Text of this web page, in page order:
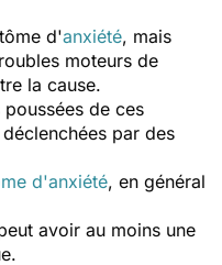
d'anxiété, mais
moteurs de
la cause.
de ces
par des
d'anxiété, en général
avoir au moins une